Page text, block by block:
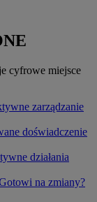
cyfrowe miejsce
zarządzanie
doświadczenie
działania
na zmiany?